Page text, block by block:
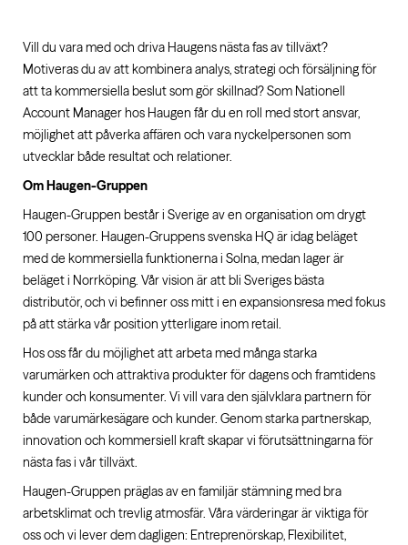
Vill du vara med och driva Haugens nästa fas av tillväxt?
Motiveras du av att kombinera analys, strategi och försäljning för
att ta kommersiella beslut som gör skillnad? Som Nationell
Account Manager hos Haugen får du en roll med stort ansvar,
möjlighet att påverka affären och vara nyckelpersonen som
utvecklar både resultat och relationer.
Om Haugen-Gruppen
Haugen-Gruppen består i Sverige av en organisation om drygt
100 personer. Haugen-Gruppens svenska HQ är idag beläget
med de kommersiella funktionerna i Solna, medan lager är
beläget i Norrköping. Vår vision är att bli Sveriges bästa
distributör, och vi befinner oss mitt i en expansionsresa med fokus
på att stärka vår position ytterligare inom retail.
Hos oss får du möjlighet att arbeta med många starka
varumärken och attraktiva produkter för dagens och framtidens
kunder och konsumenter. Vi vill vara den självklara partnern för
både varumärkesägare och kunder. Genom starka partnerskap,
innovation och kommersiell kraft skapar vi förutsättningarna för
nästa fas i vår tillväxt.
Haugen-Gruppen präglas av en familjär stämning med bra
arbetsklimat och trevlig atmosfär. Våra värderingar är viktiga för
oss och vi lever dem dagligen: Entreprenörskap, Flexibilitet,